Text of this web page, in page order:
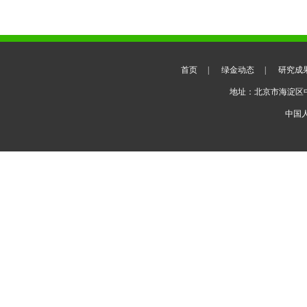
首页 |绿金动态 |研究成
地址：北京市海淀区
中国